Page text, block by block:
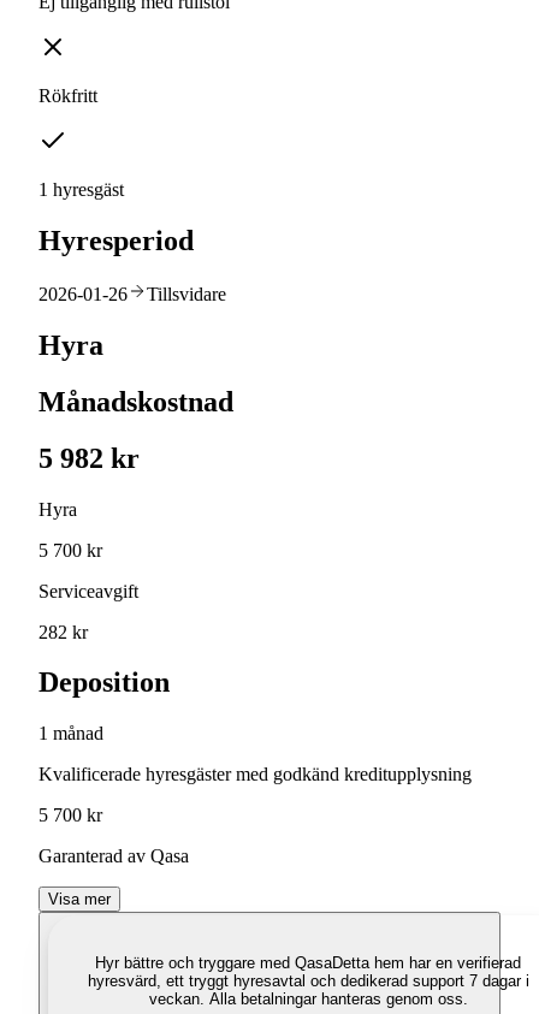
Rökfritt
1 hyresgäst
Hyresperiod
2026-01-26 Tillsvidare
Hyra
Månadskostnad
5 982 kr
Hyra
5 700 kr
Serviceavgift
282 kr
Deposition
1 månad
Kvalificerade hyresgäster med godkänd kreditupplysning
5 700 kr
Garanterad av Qasa
Visa mer
Hyr bättre och tryggare med QasaDetta hem har en verifierad
hyresvärd, ett tryggt hyresavtal och dedikerad support 7 dagar i
veckan. Alla betalningar hanteras genom oss.